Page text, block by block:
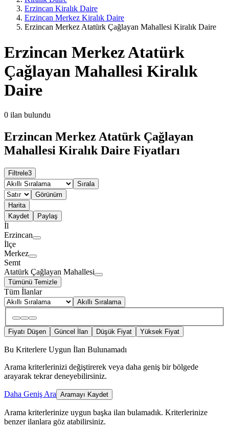
Erzincan Kiralık Daire
Erzincan Merkez Kiralık Daire
Erzincan Merkez Atatürk Çağlayan Mahallesi Kiralık Daire
Erzincan Merkez Atatürk
Çağlayan Mahallesi Kiralık
Daire
0 ilan bulundu
Erzincan Merkez Atatürk Çağlayan
Mahallesi Kiralık Daire Fiyatları
Filtrele3
Sırala
Görünüm
Harita
Kaydet
Paylaş
İl
Erzincan
İlçe
Merkez
Semt
Atatürk Çağlayan Mahallesi
Tümünü Temizle
Tüm İlanlar
Akıllı Sıralama
Fiyatı Düşen Güncel İlan Düşük Fiyat Yüksek Fiyat
Bu Kriterlere Uygun İlan Bulunamadı
Arama kriterlerinizi değiştirerek veya daha geniş bir bölgede
arayarak tekrar deneyebilirsiniz.
Daha Geniş Ara Aramayı Kaydet
Arama kriterlerinize uygun başka ilan bulamadık. Kriterlerinize
benzer ilanlara göz atabilirsiniz.